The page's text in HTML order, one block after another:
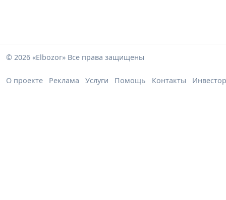
© 2026 «Elbozor» Все права защищены
О проекте Реклама Услуги Помощь Контакты